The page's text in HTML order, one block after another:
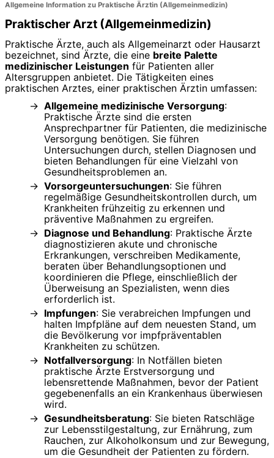
Allgemeine Information zu Praktische Ärztin (Allgemeinmedizin)
Praktischer Arzt (Allgemeinmedizin)
Praktische Ärzte, auch als Allgemeinarzt oder Hausarzt
bezeichnet, sind Ärzte, die eine breite Palette
medizinischer Leistungen für Patienten aller
Altersgruppen anbietet. Die Tätigkeiten eines
praktischen Arztes, einer praktischen Ärztin umfassen:
Allgemeine medizinische Versorgung:
Praktische Ärzte sind die ersten
Ansprechpartner für Patienten, die medizinische
Versorgung benötigen. Sie führen
Untersuchungen durch, stellen Diagnosen und
bieten Behandlungen für eine Vielzahl von
Gesundheitsproblemen an.
Vorsorgeuntersuchungen: Sie führen
regelmäßige Gesundheitskontrollen durch, um
Krankheiten frühzeitig zu erkennen und
präventive Maßnahmen zu ergreifen.
Diagnose und Behandlung: Praktische Ärzte
diagnostizieren akute und chronische
Erkrankungen, verschreiben Medikamente,
beraten über Behandlungsoptionen und
koordinieren die Pflege, einschließlich der
Überweisung an Spezialisten, wenn dies
erforderlich ist.
Impfungen: Sie verabreichen Impfungen und
halten Impfpläne auf dem neuesten Stand, um
die Bevölkerung vor impfpräventablen
Krankheiten zu schützen.
Notfallversorgung: In Notfällen bieten
praktische Ärzte Erstversorgung und
lebensrettende Maßnahmen, bevor der Patient
gegebenenfalls an ein Krankenhaus überwiesen
wird.
Gesundheitsberatung: Sie bieten Ratschläge
zur Lebensstilgestaltung, zur Ernährung, zum
Rauchen, zur Alkoholkonsum und zur Bewegung,
um die Gesundheit der Patienten zu fördern.